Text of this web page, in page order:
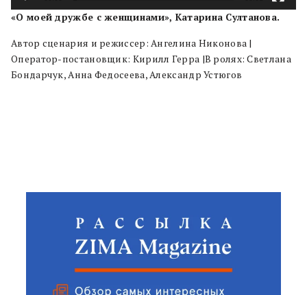
«О моей дружбе с женщинами», Катарина Султанова.
Автор сценария и режиссер: Ангелина Никонова |
Оператор-постановщик: Кирилл Герра |В ролях: Светлана
Бондарчук, Анна Федосеева, Александр Устюгов